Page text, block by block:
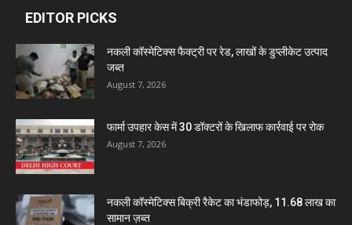
Dava India
Invision Pharma Limited
Marxx Pharma
Mcneil & Argus Pharmaceuticals Limited
EDITOR PICKS
नकली कॉस्मेटिक्स फैक्ट्री पर रेड, लाखों के डुप्लीकेट उत्पाद
जब्त
August 7, 2026
फार्मा उपहार केस में 30 डॉक्टरों के खिलाफ कार्रवाई पर रोक
August 7, 2026
नकली कॉस्मेटिक्स बिक्री रैकेट का भंडाफोड़, 11.68 लाख का
सामान ज़ब्त